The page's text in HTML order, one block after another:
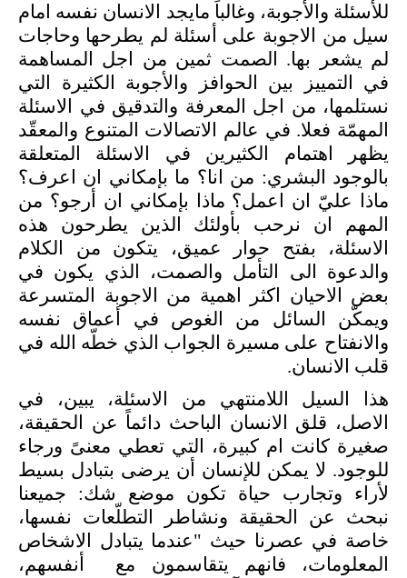
للأسئلة والأجوبة، وغالباً مايجد الانسان نفسه امام
سيل من الاجوبة على أسئلة لم يطرحها وحاجات
لم يشعر بها. الصمت ثمين من اجل المساهمة
في التمييز بين الحوافز والأجوبة الكثيرة التي
نستلمها، من اجل المعرفة والتدقيق في الاسئلة
المهمّة فعلا. في عالم الاتصالات المتنوع والمعقّد
يظهر اهتمام الكثيرين في الاسئلة المتعلقة
بالوجود البشري: من انا؟ ما بإمكاني ان اعرف؟
ماذا عليّ ان اعمل؟ ماذا بإمكاني ان أرجو؟ من
المهم ان نرحب بأولئك الذين يطرحون هذه
الاسئلة، بفتح حوار عميق، يتكون من الكلام
والدعوة الى التأمل والصمت، الذي يكون في
بعض الاحيان اكثر اهمية من الاجوبة المتسرعة
ويمكّن السائل من الغوص في أعماق نفسه
والانفتاح على مسيرة الجواب الذي خطّه الله في
قلب الانسان.
هذا السيل اللامنتهي من الاسئلة، يبين، في
الاصل، قلق الانسان الباحث دائماً عن الحقيقة،
صغيرة كانت ام كبيرة، التي تعطي معنىً ورجاء
للوجود. لا يمكن للإنسان أن يرضى بتبادل بسيط
لأراء وتجارب حياة تكون موضع شك: جميعنا
نبحث عن الحقيقة ونشاطر التطلّعات نفسها،
خاصة في عصرنا حيث "عندما يتبادل الاشخاص
المعلومات، فانهم يتقاسمون مع أنفسهم،